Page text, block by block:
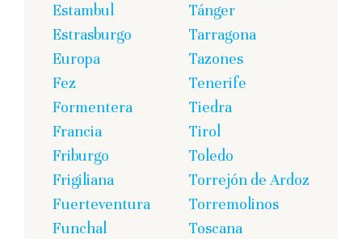
Estambul
Estrasburgo
Europa
Fez
Formentera
Francia
Friburgo
Frigiliana
Fuerteventura
Funchal
Tánger
Tarragona
Tazones
Tenerife
Tiedra
Tirol
Toledo
Torrejón de Ardoz
Torremolinos
Toscana